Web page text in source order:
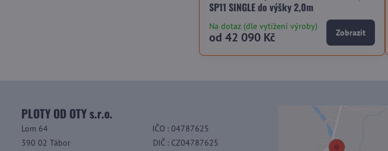
SP11 SINGLE do výšky 2,0m
Na dotaz (dle vytížení výroby)
od 42 090 Kč Zobrazit
PLOTY OD OTY s.r.o.
Lom 64 IČO : 04787625
390 02 Tábor
DIČ : CZ04787625